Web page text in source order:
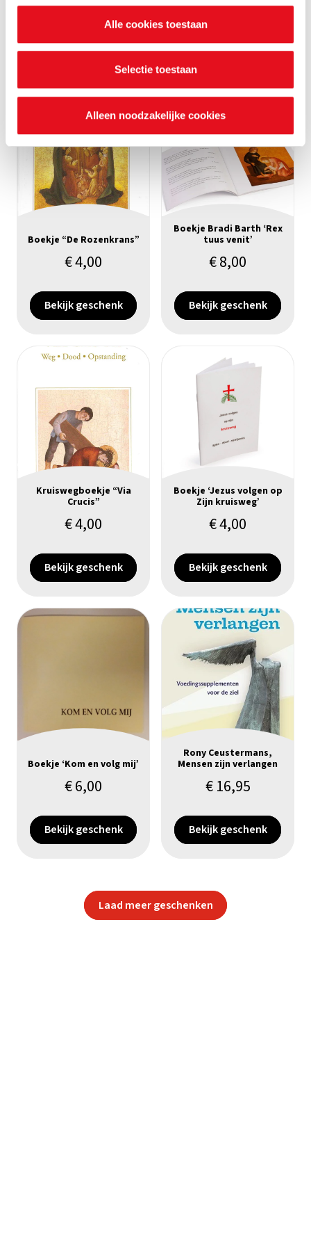
nalezen welke cookies we verzamelen, wie ze uitgeeft,
waarvoor ze dienen en hoelang ze geldig blijven. Je kan
je voorkeuren ook op elk moment wijzigen via de cookie
Alle cookies toestaan
Selectie toestaan
Alleen noodzakelijke cookies
Bekijk geschenk Bekijk geschenk
Boekje “De Rozenkrans”
€4,00
Bekijk geschenk
Boekje Bradi Barth ‘Rex
tuus venit’
€8,00
Bekijk geschenk
Kruiswegboekje “Via
Crucis”
€4,00
Bekijk geschenk
Boekje ‘Jezus volgen op
Zijn kruisweg’
€4,00
Bekijk geschenk
Boekje ‘Kom en volg mij’
€6,00
Bekijk geschenk
Rony Ceustermans,
Mensen zijn verlangen
€16,95
Bekijk geschenk
Laad meer geschenken